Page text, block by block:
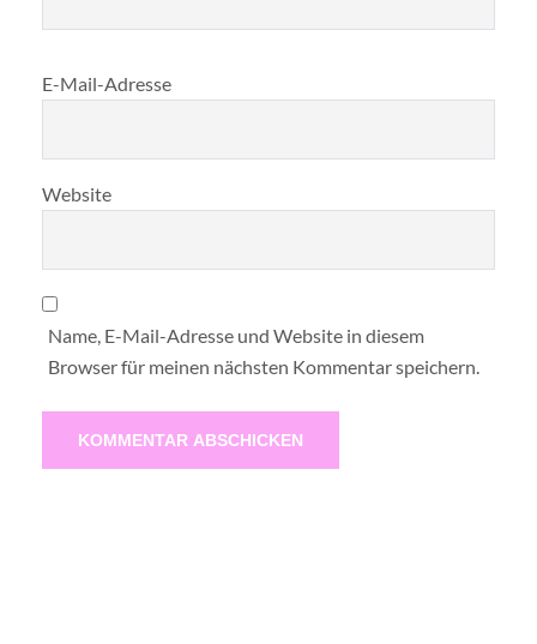
E-Mail-Adresse
Website
Name, E-Mail-Adresse und Website in diesem
Browser für meinen nächsten Kommentar speichern.